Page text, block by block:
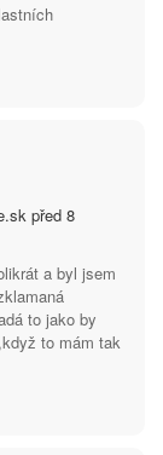
před 8
a byl jsem
to jako by
to mám tak